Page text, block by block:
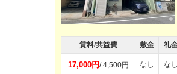
賃料/共益費 敷金 礼
17,000円/ 4,500円 なし な